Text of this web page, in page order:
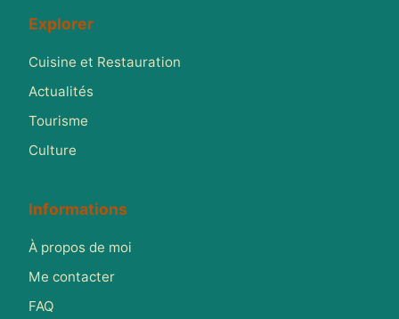
Explorer
Cuisine et Restauration
Actualités
Tourisme
Culture
Informations
À propos de moi
Me contacter
FAQ